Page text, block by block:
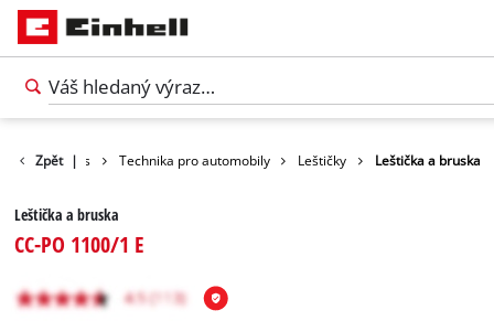
Zpět |
Volný čas Technika pro automobily Leštičky Leštička a bruska
Leštička a bruska
CC-PO 1100/1 E